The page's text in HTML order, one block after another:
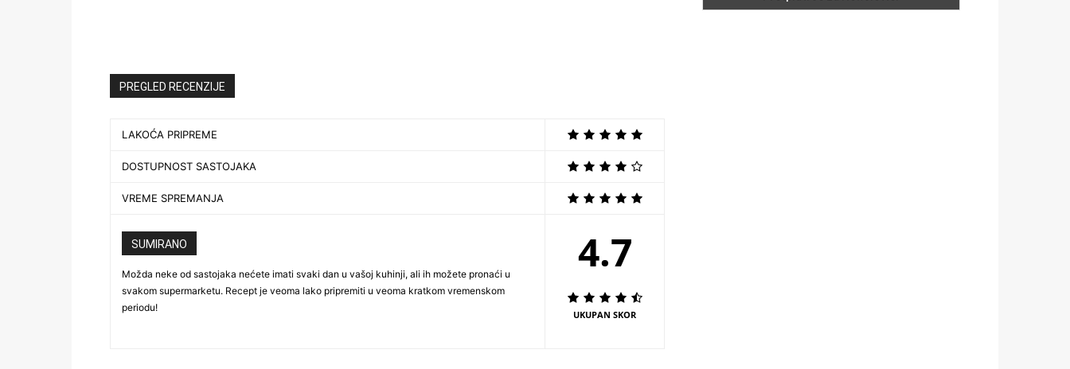
PREGLED RECENZIJE
LAKOĆA PRIPREME
DOSTUPNOST SASTOJAKA
VREME SPREMANJA
SUMIRANO
Možda neke od sastojaka nećete imati svaki dan u vašoj kuhinji, ali ih možete pronaći u
svakom supermarketu. Recept je veoma lako pripremiti u veoma kratkom vremenskom
periodu!
4.7
UKUPAN SKOR